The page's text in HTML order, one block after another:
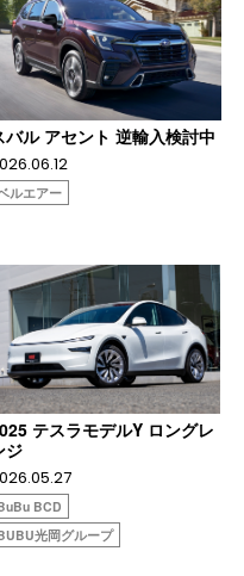
バル アセント 逆輸入検討中
ルエアー
テスラモデルY ロングレ
ジ
BCD
光岡グループ